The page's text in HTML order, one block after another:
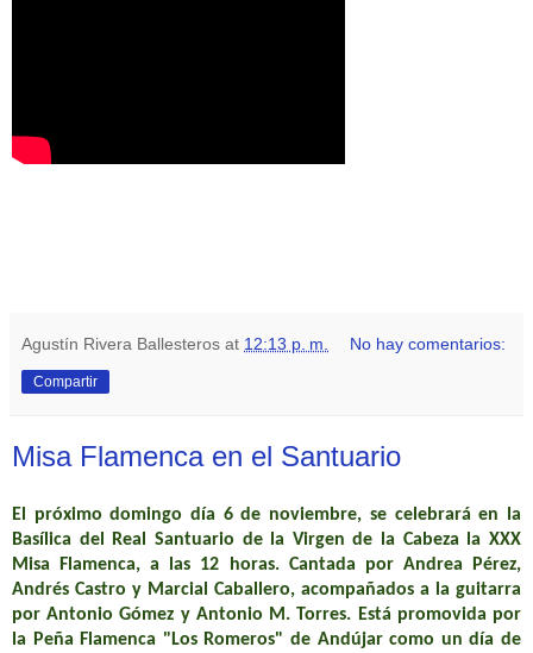
Agustín Rivera Ballesteros at 12:13 p. m. No hay comentarios:
Compartir
Misa Flamenca en el Santuario
El próximo domingo día 6 de noviembre, se celebrará en la
Basílica del Real Santuario de la Virgen de la Cabeza la XXX
Misa Flamenca, a las 12 horas. Cantada por Andrea Pérez,
Andrés Castro y Marcial Caballero, acompañados a la guitarra
por Antonio Gómez y Antonio M. Torres. Está promovida por
la Peña Flamenca "Los Romeros" de Andújar como un día de